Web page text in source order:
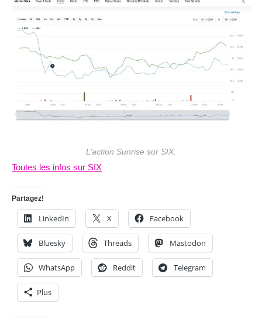
L’action Sunrise sur SIX.
Toutes les infos sur SIX
Partagez!
LinkedIn X Facebook
Bluesky Threads Mastodon
WhatsApp Reddit Telegram
Plus